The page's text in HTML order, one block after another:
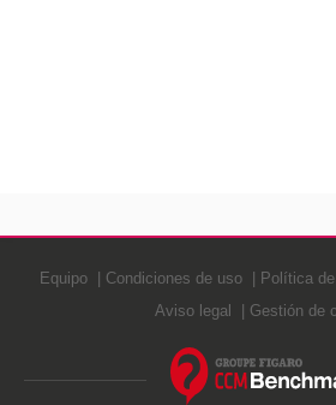
Equipo Condiciones de uso Política
Aviso legal
Gestión de